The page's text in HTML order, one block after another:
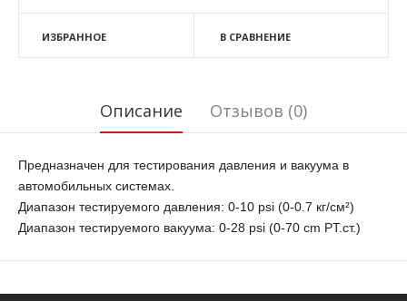
ИЗБРАННОЕ В СРАВНЕНИЕ
Описание Отзывов (0)
Предназначен для тестирования давления и вакуума в
автомобильных системах.
Диапазон тестируемого давления: 0-10 psi (0-0.7 кг/см²)
Диапазон тестируемого вакуума: 0-28 psi (0-70 cm PT.ст.)